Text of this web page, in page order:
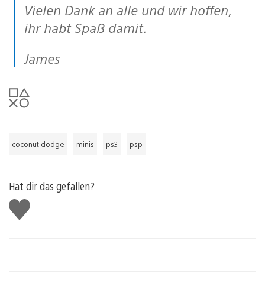
Vielen Dank an alle und wir hoffen,
ihr habt Spaß damit.
James
coconut dodge minis ps3 psp
Hat dir das gefallen?
Gefällt
mir